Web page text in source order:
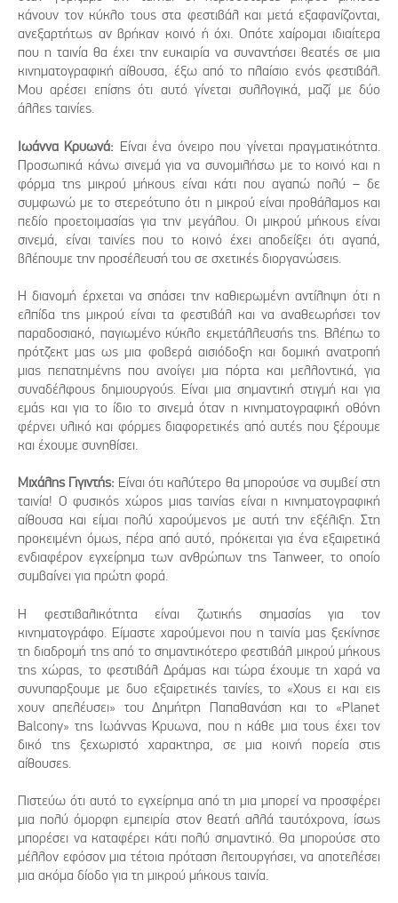
κάνουν τον κύκλο τους στα φεστιβάλ και μετά εξαφανίζονται,
ανεξαρτήτως αν βρήκαν κοινό ή όχι. Οπότε χαίρομαι ιδιαίτερα
που η ταινία θα έχει την ευκαιρία να συναντήσει θεατές σε μια
κινηματογραφική αίθουσα, έξω από το πλαίσιο ενός φεστιβάλ.
Μου αρέσει επίσης ότι αυτό γίνεται συλλογικά, μαζί με δύο
άλλες ταινίες.
Ιωάννα Κρυωνά: Είναι ένα όνειρο που γίνεται πραγματικότητα.
Προσωπικά κάνω σινεμά για να συνομιλήσω με το κοινό και η
φόρμα της μικρού μήκους είναι κάτι που αγαπώ πολύ – δε
συμφωνώ με το στερεότυπο ότι η μικρού είναι προθάλαμος και
πεδίο προετοιμασίας για την μεγάλου. Οι μικρού μήκους είναι
σινεμά, είναι ταινίες που το κοινό έχει αποδείξει ότι αγαπά,
βλέπουμε την προσέλευσή του σε σχετικές διοργανώσεις.
Η διανομή έρχεται να σπάσει την καθιερωμένη αντίληψη ότι η
ελπίδα της μικρού είναι τα φεστιβάλ και να αναθεωρήσει τον
παραδοσιακό, παγιωμένο κύκλο εκμετάλλευσής της. Βλέπω το
πρότζεκτ μας ως μια φοβερά αισιόδοξη και δομική ανατροπή
μιας πεπατημένης που ανοίγει μια πόρτα και μελλοντικά, για
συναδέλφους δημιουργούς. Είναι μια σημαντική στιγμή και για
εμάς και για το ίδιο το σινεμά όταν η κινηματογραφική οθόνη
φέρνει υλικό και φόρμες διαφορετικές από αυτές που ξέρουμε
και έχουμε συνηθίσει.
Μιχάλης Γιγιντής: Είναι ότι καλύτερο θα μπορούσε να συμβεί στη
ταινία! Ο φυσικός χώρος μιας ταινίας είναι η κινηματογραφική
αίθουσα και είμαι πολύ χαρούμενος με αυτή την εξέλιξη. Στη
προκειμένη όμως, πέρα από αυτό, πρόκειται για ένα εξαιρετικά
ενδιαφέρον εγχείρημα των ανθρώπων της Tanweer, το οποίο
συμβαίνει για πρώτη φορά.
Η φεστιβαλικότητα είναι ζωτικής σημασίας για τον
κινηματογράφο. Είμαστε χαρούμενοι που η ταινία μας ξεκίνησε
τη διαδρομή της από το σημαντικότερο φεστιβάλ μικρού μήκους
της χώρας, το φεστιβάλ Δράμας και τώρα έχουμε τη χαρά να
συνυπαρξουμε με δυο εξαιρετικές ταινίες, το «Χους ει και εις
χουν απελέυσει» του Δημήτρη Παπαθανάση και το «Planet
Balcony» της Ιωάννας Κρυωνα, που η κάθε μια τους έχει τον
δικό της ξεχωριστό χαρακτηρα, σε μια κοινή πορεία στις
αίθουσες.
Πιστεύω ότι αυτό το εγχείρημα από τη μια μπορεί να προσφέρει
μια πολύ όμορφη εμπειρία στον θεατή αλλά ταυτόχρονα, ίσως
μπορέσει να καταφέρει κάτι πολύ σημαντικό. Θα μπορούσε στο
μέλλον εφόσον μια τέτοια πρόταση λειτουργήσει, να αποτελέσει
μια ακόμα δίοδο για τη μικρού μήκους ταινία.